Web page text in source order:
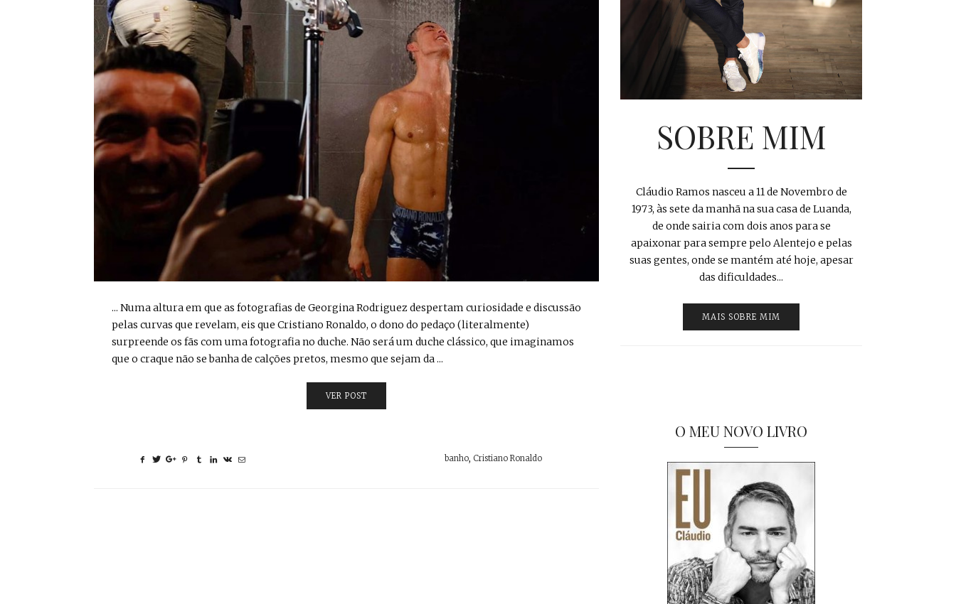
... Numa altura em que as fotografias de Georgina Rodriguez despertam curiosidade e discussão
pelas curvas que revelam, eis que Cristiano Ronaldo, o dono do pedaço (literalmente)
surpreende os fãs com uma fotografia no duche. Não será um duche clássico, que imaginamos
que o craque não se banha de calções pretos, mesmo que sejam da ...
VER POST
banho, Cristiano Ronaldo
SOBRE MIM
Cláudio Ramos nasceu a 11 de Novembro de
1973, às sete da manhã na sua casa de Luanda,
de onde sairia com dois anos para se
apaixonar para sempre pelo Alentejo e pelas
suas gentes, onde se mantém até hoje, apesar
das dificuldades...
MAIS SOBRE MIM
O MEU NOVO LIVRO